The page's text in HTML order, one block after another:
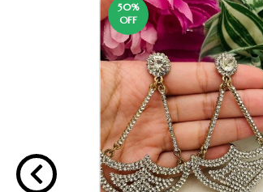
50%
OFF